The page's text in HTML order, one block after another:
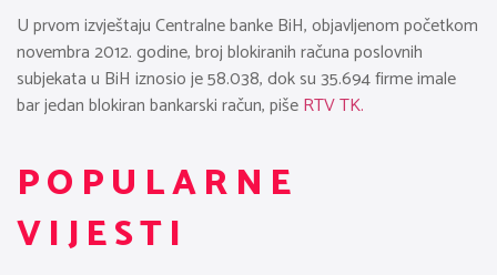
U prvom izvještaju Centralne banke BiH, objavljenom početkom
novembra 2012. godine, broj blokiranih računa poslovnih
subjekata u BiH iznosio je 58.038, dok su 35.694 firme imale
bar jedan blokiran bankarski račun, pišeRTV TK.
POPULARNE
VIJESTI